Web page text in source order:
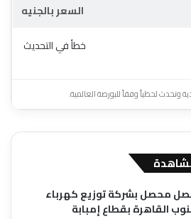
السعر بالجنيه
خطأ في التحديث
وتحدث لحظياً وفقاً للبورصة العالمية.
محصل بشركة توزيع كهرباء
القاهرة بقطاع إمبابة